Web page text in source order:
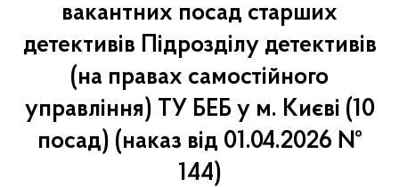
вакантних посад старших
детективів Підрозділу детективів
(на правах самостійного
управління) ТУ БЕБ у м. Києві (10
посад) (наказ від 01.04.2026 №
144)